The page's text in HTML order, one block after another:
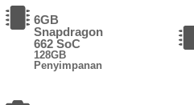
6GB
Snapdragon
662 SoC
128GB
Penyimpanan